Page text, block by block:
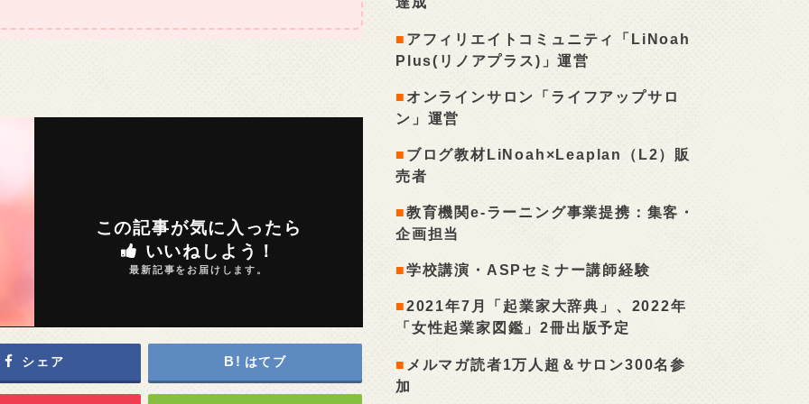
この記事が気に入ったら
いいねしよう！
最新記事をお届けします。
シェア はてブ
■ アフィリエイトコミュニティ「LiNoah
Plus(リノアプラス)」運営
■ オンラインサロン「ライフアップサロ
ン」運営
■ ブログ教材LiNoah×Leaplan（L2）販
売者
■教育機関e-ラーニング事業提携：集客・
企画担当
■学校講演・ASPセミナー講師経験
■2021年7月「起業家大辞典」、2022年
「女性起業家図鑑」2冊出版予定
■ メルマガ読者1万人超＆サロン300名参
加